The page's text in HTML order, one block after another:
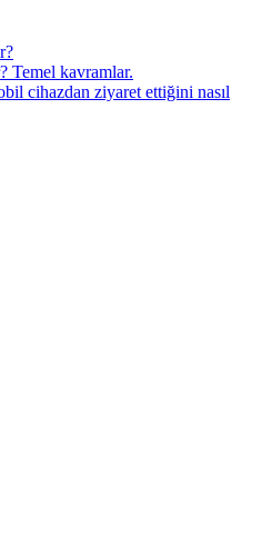
Temel kavramlar.
cihazdan ziyaret ettiğini nasıl